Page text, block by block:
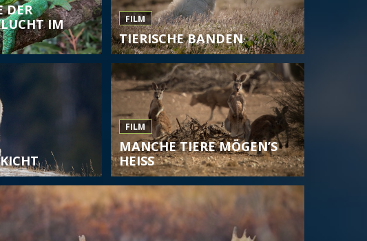
DER
IM
FILM
TIERISCHE BANDEN
FILM
MANCHE TIERE MÖGEN’S
HEISS